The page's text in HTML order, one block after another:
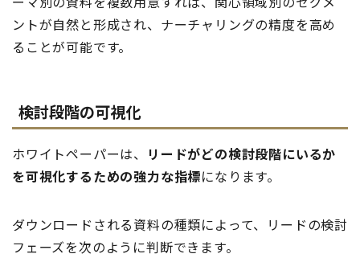
ントが自然と形成され、ナーチャリングの精度を高め
ることが可能です。
検討段階の可視化
ホワイトペーパーは、 リードがどの検討段階にいるか
を可視化するための強力な指標になります。
ダウンロードされる資料の種類によって、リードの検討
フェーズを次のように判断できます。